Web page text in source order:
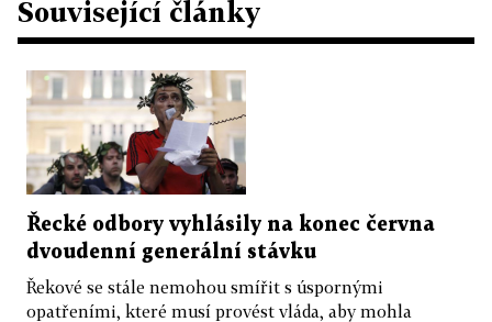
Související články
Řecké odbory vyhlásily na konec června
dvoudenní generální stávku
Řekové se stále nemohou smířit s úspornými
opatřeními, které musí provést vláda, aby mohla